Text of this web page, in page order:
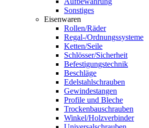
Sonstiges
Eisenwaren
Rollen/Räder
Regal-/Ordnungssysteme
Ketten/Seile
Schlösser/Sicherheit
Befestigungstechnik
Beschläge
Edelstahlschrauben
Gewindestangen
Profile und Bleche
Trockenbauschrauben
Winkel/Holzverbinder